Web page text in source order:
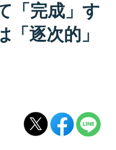
「完成」す
逐次的」